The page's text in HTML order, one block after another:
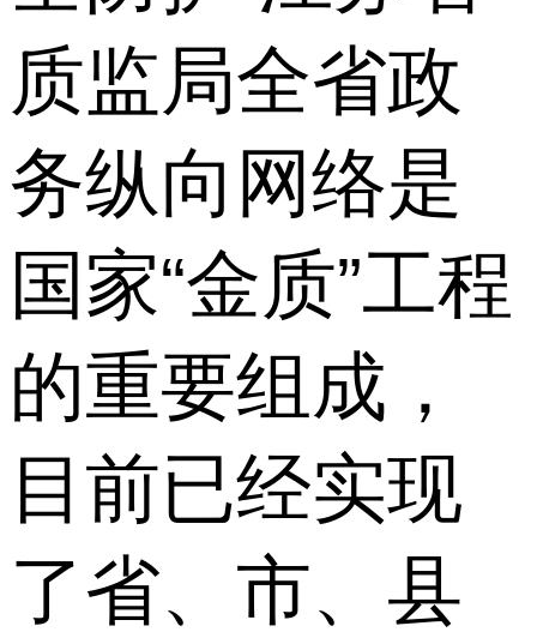
质监局全省政
务纵向网络是
国家“金质”工程
的重要组成，
目前已经实现
了省、市、县